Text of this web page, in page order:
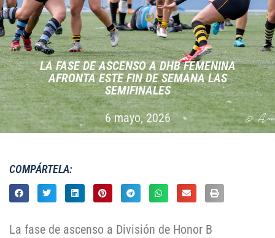
LA FASE DE ASCENSO A DHB FEMENINA
AFRONTA ESTE FIN DE SEMANA LAS
SEMIFINALES
6 mayo, 2026
COMPÁRTELA:
La fase de ascenso a División de Honor B